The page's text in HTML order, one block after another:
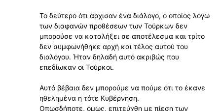
Το δεύτερο ότι άρχισαν ένα διάλογο, ο οποίος λόγω
των διαφανών προθέσεων των Τούρκων δεν
μπορούσε να καταλήξει σε αποτέλεσμα και τρίτο
δεν συμφωνήθηκε αρχή και τέλος αυτού του
διαλόγου. Ήταν δηλαδή αυτό ακριβώς που
επεδίωκαν οι Τούρκοι.
Αυτό βέβαια δεν μπορούμε να πούμε ότι το έκανε
ηθελημένα η τότε Κυβέρνηση.
Οπωσδήποτε, όμως, επιτεύχθη με πίεση των